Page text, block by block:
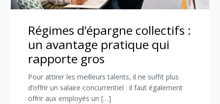
Régimes d’épargne collectifs :
un avantage pratique qui
rapporte gros
Pour attirer les meilleurs talents, il ne suffit plus
d’offrir un salaire concurrentiel : il faut également
offrir aux employés un […]